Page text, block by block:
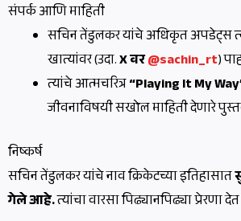
संपर्क आणि माहिती
सचिन तेंडुलकर यांचे अधिकृत अपडेट्स
खात्यांवर (उदा.X वर@sachin_rt)
त्यांचे आत्मचरित्र“Playing It My
जीवनाविषयी सखोल माहिती देणारे
निष्कर्ष
सचिन तेंडुलकर यांचे नाव क्रिकेटच्या इतिहासात
गेले आहे.त्यांचा वारसा पिढ्यानपिढ्या प्रेरणा